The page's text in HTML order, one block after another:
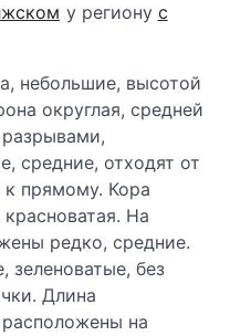
у региону с
небольшие, высотой
округлая, средней
средние, отходят от
к прямому. Кора
На
редко, средние.
зеленоватые, без
Длина
на